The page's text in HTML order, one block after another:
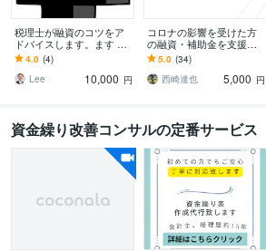
税理士が融資のコツをア
ドバイスします。ます 本
格的に相談する前に、何
をどうしたら良いのか、
教えて欲しい
4.0 (4)
Lee
10,000 円
コロナの影響を受けた方
の融資・補助金を支援し
ます 新型コロナウイルス
感染症特別貸付に関する
融資の相談・書類作成
5.0 (34)
西崎達也
5,000 円
資金繰り改善コンサルの定番サービス